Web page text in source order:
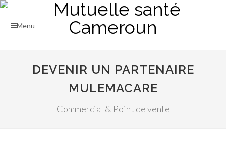
Menu
DEVENIR UN PARTENAIRE
MULEMACARE
Commercial & Point de vente